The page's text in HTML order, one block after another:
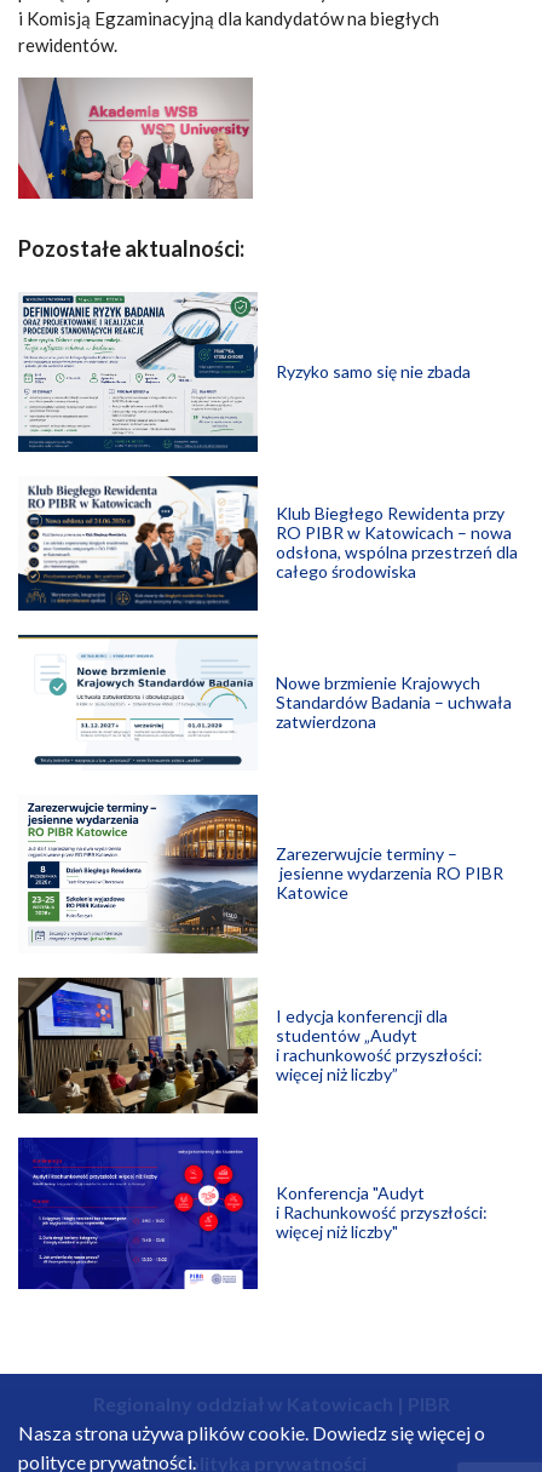
i Komisją Egzaminacyjną dla kandydatów na biegłych
rewidentów.
Pozostałe aktualności:
Ryzyko samo się nie zbada
Klub Biegłego Rewidenta przy
RO PIBR w Katowicach – nowa
odsłona, wspólna przestrzeń dla
całego środowiska
Nowe brzmienie Krajowych
Standardów Badania – uchwała
zatwierdzona
Zarezerwujcie terminy –
jesienne wydarzenia RO PIBR
Katowice
I edycja konferencji dla
studentów „Audyt
i rachunkowość przyszłości:
więcej niż liczby”
Konferencja "Audyt
i Rachunkowość przyszłości:
więcej niż liczby"
Polityka prywatności
Nasza strona używa plików cookie. Dowiedz się więcej o
polityce prywatności.